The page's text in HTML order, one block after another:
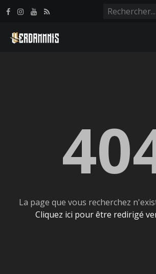
La page que vous recherchez
Cliquez ici pour être redirigé
Panneau de gestion des cookies